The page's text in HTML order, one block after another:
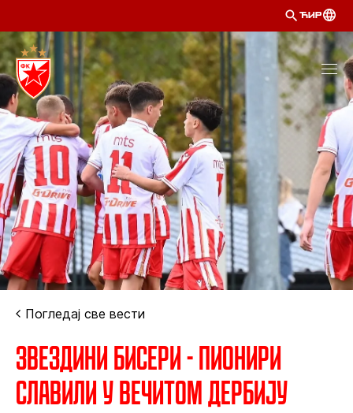
ЋИР
Погледај све вести
Звездини бисери - Пионири
славили у вечитом дербију